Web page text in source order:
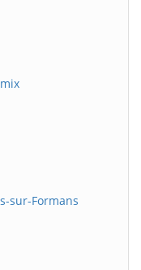
sur-Formans